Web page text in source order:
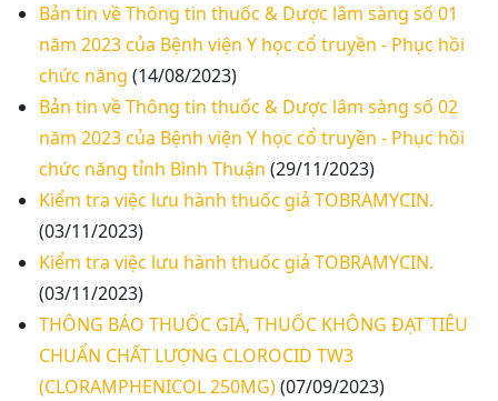
Bản tin về Thông tin thuốc & Dược lâm sàng số 01
năm 2023 của Bệnh viện Y học cổ truyền - Phục hồi
chức năng (14/08/2023)
Bản tin về Thông tin thuốc & Dược lâm sàng số 02
năm 2023 của Bệnh viện Y học cổ truyền - Phục hồi
chức năng tỉnh Bình Thuận (29/11/2023)
Kiểm tra việc lưu hành thuốc giả TOBRAMYCIN.
(03/11/2023)
Kiểm tra việc lưu hành thuốc giả TOBRAMYCIN.
(03/11/2023)
THÔNG BÁO THUỐC GIẢ, THUỐC KHÔNG ĐẠT TIÊU
CHUẨN CHẤT LƯỢNG CLOROCID TW3
(CLORAMPHENICOL 250MG)(07/09/2023)
Thư mời báo giá về Màn hình led phòng họp
Thư mời báo giá về việc vệ sinh máy lạnh các
khoa/phòng trong bệnh viện
Thư mời báo giá về việc khảo sát hiện trạng và
báo giá thi công mái che từ Khoa Dược đến Bếp
ăn từ thiện của Bệnh viện